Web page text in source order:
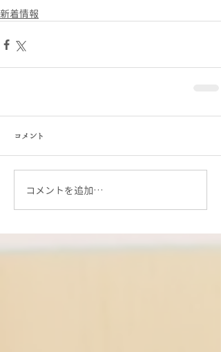
新着情報
コメント
コメントを追加…